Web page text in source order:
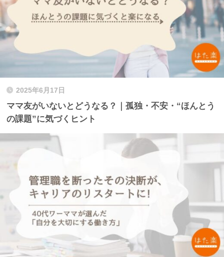
2025年6月17日
ママ友がいないとどうなる？｜孤独・不安・“ほんとう
の課題”に気づくヒント